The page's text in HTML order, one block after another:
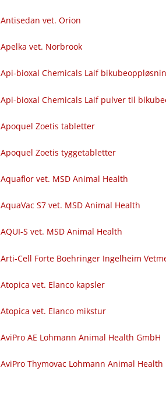
Antisedan vet. Orion
Apelka vet. Norbrook
Api-bioxal Chemicals Laif
Api-bioxal Chemicals Laif pulver til
Apoquel Zoetis tabletter
Apoquel Zoetis tyggetabletter
Aquaflor vet. MSD Animal Health
AquaVac S7 vet. MSD Animal Health
AQUI-S vet. MSD Animal Health
Arti-Cell Forte Boehringer Ingelheim
Atopica vet. Elanco kapsler
Atopica vet. Elanco mikstur
AviPro AE Lohmann Animal Health GmbH
AviPro Thymovac Lohmann Animal Health